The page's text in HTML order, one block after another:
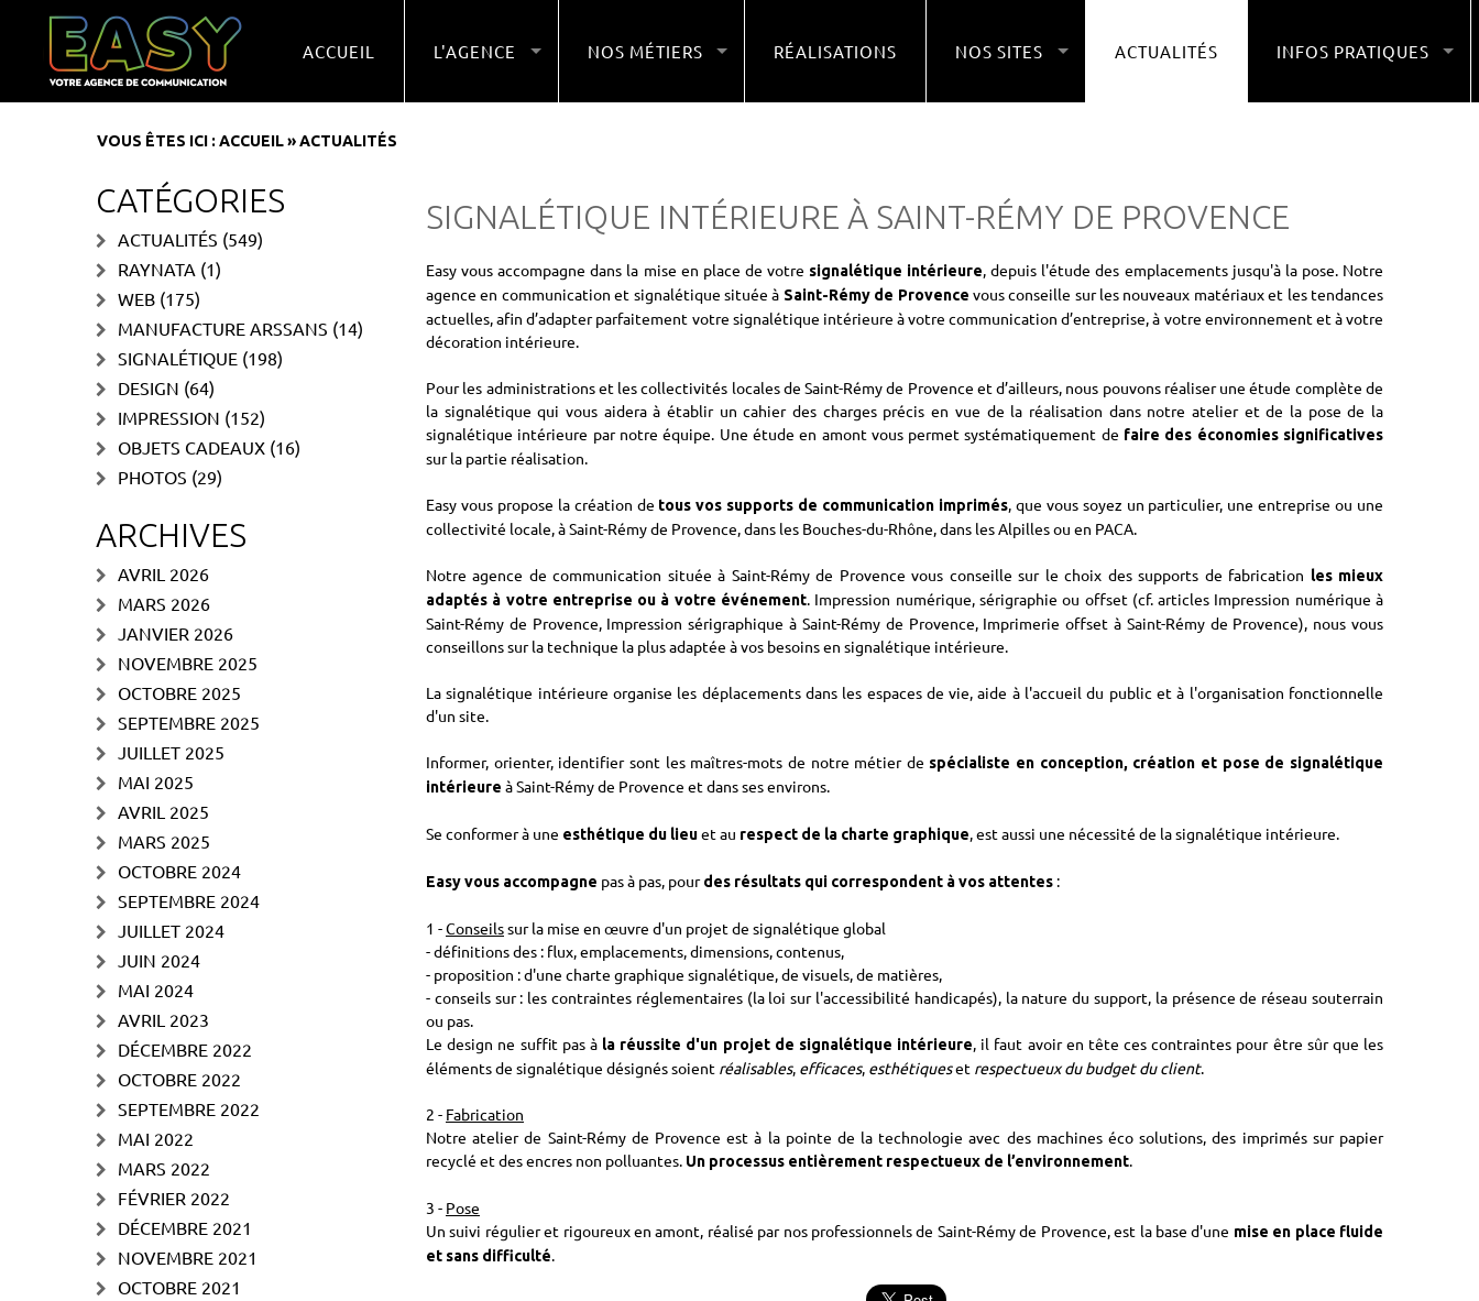
ACCUEIL L'AGENCE NOS MÉTIERS RÉALISATIONS NOS SITES ACTUALITÉS INFOS PRATIQUES
VOUS ÊTES ICI : ACCUEIL»ACTUALITÉS
SIGNALÉTIQUE INTÉRIEURE À SAINT-RÉMY DE PROVENCE
Easy vous accompagne dans la mise en place de votre signalétique intérieure, depuis l'étude des emplacements jusqu'à la pose. Notre
agence en communication et signalétique située à Saint-Rémy de Provence vous conseille sur les nouveaux matériaux et les tendances
actuelles, afin d’adapter parfaitement votre signalétique intérieure à votre communication d’entreprise, à votre environnement et à votre
décoration intérieure.
Pour les administrations et les collectivités locales de Saint-Rémy de Provence et d’ailleurs, nous pouvons réaliser une étude complète de
la signalétique qui vous aidera à établir un cahier des charges précis en vue de la réalisation dans notre atelier et de la pose de la
signalétique intérieure par notre équipe. Une étude en amont vous permet systématiquement de faire des économies significatives
sur la partie réalisation.
Easy vous propose la création de tous vos supports de communication imprimés, que vous soyez un particulier, une entreprise ou une
collectivité locale, à Saint-Rémy de Provence, dans les Bouches-du-Rhône, dans les Alpilles ou en PACA.
Notre agence de communication située à Saint-Rémy de Provence vous conseille sur le choix des supports de fabrication les mieux
adaptés à votre entreprise ou à votre événement. Impression numérique, sérigraphie ou offset (cf. articles Impression numérique à
Saint-Rémy de Provence, Impression sérigraphique à Saint-Rémy de Provence, Imprimerie offset à Saint-Rémy de Provence), nous vous
conseillons sur la technique la plus adaptée à vos besoins en signalétique intérieure.
La signalétique intérieure organise les déplacements dans les espaces de vie, aide à l'accueil du public et à l'organisation fonctionnelle
d'un site.
Informer, orienter, identifier sont les maîtres-mots de notre métier de spécialiste en conception, création et pose de signalétique
intérieure à Saint-Rémy de Provence et dans ses environs.
Se conformer à une esthétique du lieuet au respect de la charte graphique, est aussi une nécessité de la signalétique intérieure.
Easy vous accompagne pas à pas, pourdes résultats qui correspondent à vos attentes :
1 -Conseilssur la mise en œuvre d'un projet de signalétique global
- définitions des : flux, emplacements, dimensions, contenus,
- proposition : d'une charte graphique signalétique, de visuels, de matières,
- conseils sur : les contraintes réglementaires (la loi sur l'accessibilité handicapés), la nature du support, la présence de réseau souterrain
ou pas.
Le design ne suffit pas à la réussite d'un projet de signalétique intérieure, il faut avoir en tête ces contraintes pour être sûr que les
éléments de signalétique désignés soient réalisables, efficaces, esthétiqueset respectueux du budget du client.
2 - Fabrication
Notre atelier de Saint-Rémy de Provence est à la pointe de la technologie avec des machines éco solutions, des imprimés sur papier
recyclé et des encres non polluantes. Un processus entièrement respectueux de l’environnement.
3 - Pose
Un suivi régulier et rigoureux en amont, réalisé par nos professionnels de Saint-Rémy de Provence, est la base d'une mise en place fluide
et sans difficulté.
CATÉGORIES
ACTUALITÉS (549)
RAYNATA (1)
WEB (175)
MANUFACTURE ARSSANS (14)
SIGNALÉTIQUE (198)
DESIGN (64)
IMPRESSION (152)
OBJETS CADEAUX (16)
PHOTOS (29)
ARCHIVES
AVRIL 2026
MARS 2026
JANVIER 2026
NOVEMBRE 2025
OCTOBRE 2025
SEPTEMBRE 2025
JUILLET 2025
MAI 2025
AVRIL 2025
MARS 2025
OCTOBRE 2024
SEPTEMBRE 2024
JUILLET 2024
JUIN 2024
MAI 2024
AVRIL 2023
DÉCEMBRE 2022
OCTOBRE 2022
SEPTEMBRE 2022
MAI 2022
MARS 2022
FÉVRIER 2022
DÉCEMBRE 2021
NOVEMBRE 2021
OCTOBRE 2021